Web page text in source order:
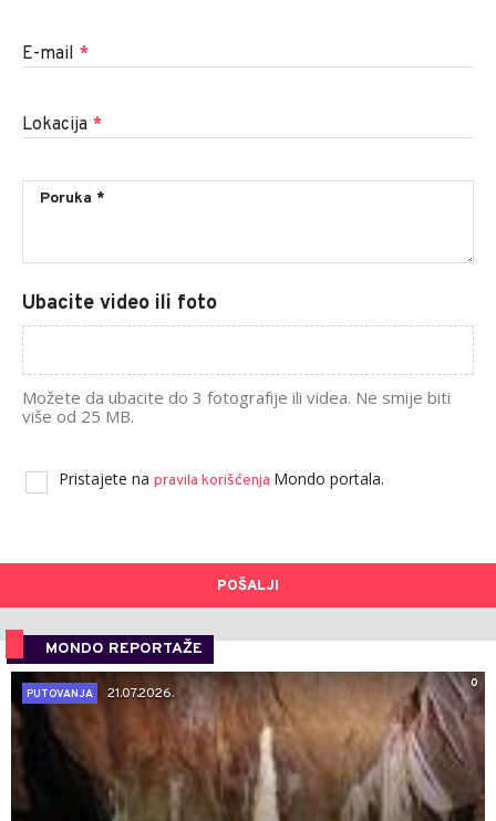
E-mail *
Lokacija *
Ubacite video ili foto
Možete da ubacite do 3 fotografije ili videa. Ne smije biti
više od 25 MB.
Pristajete na pravila korišćenja Mondo portala.
POŠALJI
MONDO REPORTAŽE
0
PUTOVANJA
21.07.2026.